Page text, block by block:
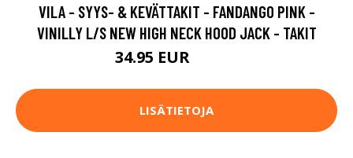
VILA - SYYS- & KEVÄTTAKIT - FANDANGO PINK -
VINILLY L/S NEW HIGH NECK HOOD JACK - TAKIT
34.95 EUR
LISÄTIETOJA